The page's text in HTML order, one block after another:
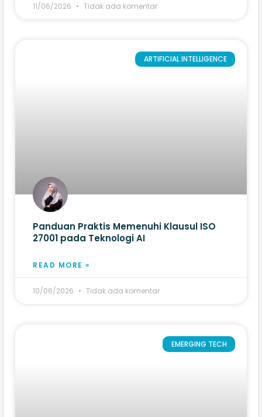
11/06/2026 Tidak ada komentar
ARTIFICIAL INTELLIGENCE
Panduan Praktis Memenuhi Klausul ISO
27001 pada Teknologi AI
READ MORE »
10/06/2026 Tidak ada komentar
EMERGING TECH